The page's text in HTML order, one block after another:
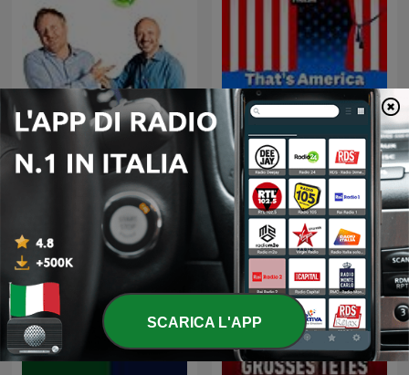
Uno, nessuno, 100Milan That's America
SCARICA L'APP